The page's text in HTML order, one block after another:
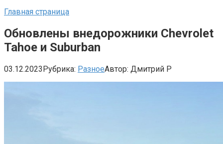
Главная страница
Обновлены внедорожники Chevrolet
Tahoe и Suburban
03.12.2023Рубрика: РазноеАвтор: Дмитрий Р